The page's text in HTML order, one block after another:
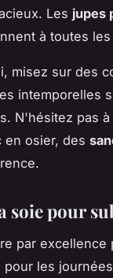
Les jupes
à toutes
misez sur des
intemporelles
N'hésitez pas
en osier, des
soie pour
par
les